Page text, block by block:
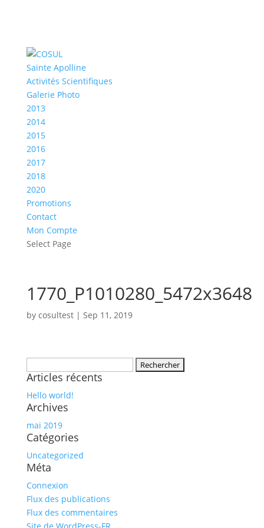
Sainte Apolline
Activités Scientifiques
Galerie Photo
2013
2014
2015
2016
2017
2018
2020
Promotions
Contact
Mon Compte
Select Page
1770_P1010280_5472x3648
by cosultest| Sep 11, 2019
Articles récents
Hello world!
Archives
mai 2019
Catégories
Uncategorized
Méta
Connexion
Flux des publications
Flux des commentaires